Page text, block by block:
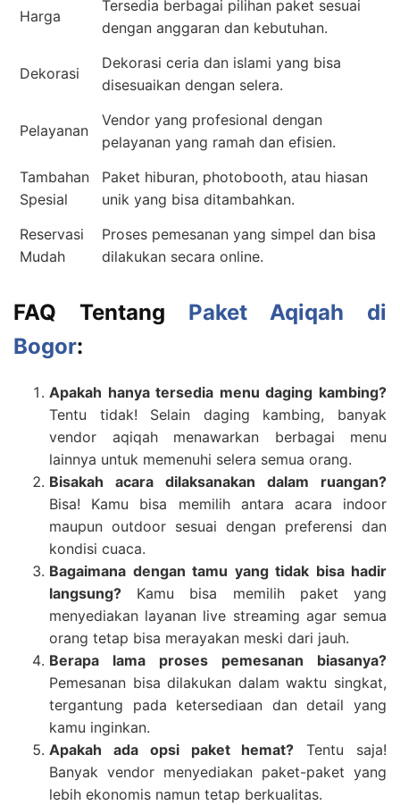
Harga
Tersedia berbagai pilihan paket sesuai
dengan anggaran dan kebutuhan.
Dekorasi
Dekorasi ceria dan islami yang bisa
disesuaikan dengan selera.
Pelayanan
Vendor yang profesional dengan
pelayanan yang ramah dan efisien.
Tambahan
Spesial
Paket hiburan, photobooth, atau hiasan
unik yang bisa ditambahkan.
Reservasi
Mudah
Proses pemesanan yang simpel dan bisa
dilakukan secara online.
FAQ Tentang Paket Aqiqah di
Bogor:
Apakah hanya tersedia menu daging kambing?
Tentu tidak! Selain daging kambing, banyak
vendor aqiqah menawarkan berbagai menu
lainnya untuk memenuhi selera semua orang.
Bisakah acara dilaksanakan dalam ruangan?
Bisa! Kamu bisa memilih antara acara indoor
maupun outdoor sesuai dengan preferensi dan
kondisi cuaca.
Bagaimana dengan tamu yang tidak bisa hadir
langsung? Kamu bisa memilih paket yang
menyediakan layanan live streaming agar semua
orang tetap bisa merayakan meski dari jauh.
Berapa lama proses pemesanan biasanya?
Pemesanan bisa dilakukan dalam waktu singkat,
tergantung pada ketersediaan dan detail yang
kamu inginkan.
Apakah ada opsi paket hemat? Tentu saja!
Banyak vendor menyediakan paket-paket yang
lebih ekonomis namun tetap berkualitas.